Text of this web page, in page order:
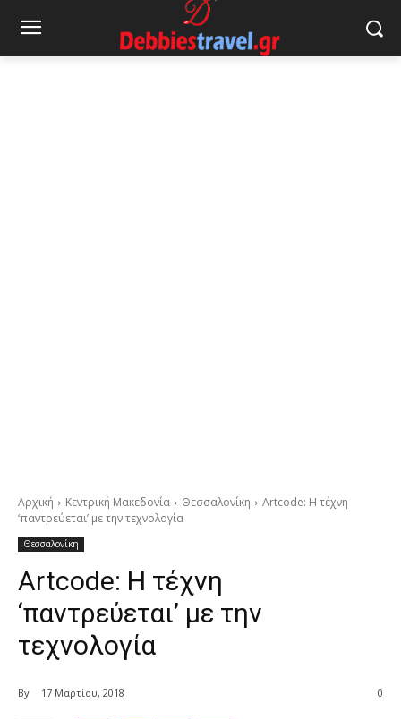
Αρχική Κεντρική Μακεδονία Θεσσαλονίκη
Artcode: Η τέχνη
‘παντρεύεται’ με την τεχνολογία
Θεσσαλονίκη
Artcode: Η τέχνη
‘παντρεύεται’ με την
τεχνολογία
By 17 Μαρτίου, 2018 0